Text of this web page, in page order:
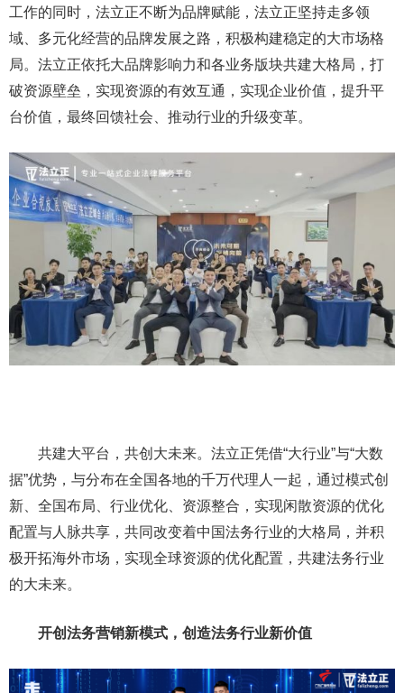
工作的同时，法立正不断为品牌赋能，法立正坚持走多领
域、多元化经营的品牌发展之路，积极构建稳定的大市场格
局。法立正依托大品牌影响力和各业务版块共建大格局，打
破资源壁垒，实现资源的有效互通，实现企业价值，提升平
台价值，最终回馈社会、推动行业的升级变革。
共建大平台，共创大未来。法立正凭借“大行业”与“大数
据”优势，与分布在全国各地的千万代理人一起，通过模式创
新、全国布局、行业优化、资源整合，实现闲散资源的优化
配置与人脉共享，共同改变着中国法务行业的大格局，并积
极开拓海外市场，实现全球资源的优化配置，共建法务行业
的大未来。
开创法务营销新模式，创造法务行业新价值